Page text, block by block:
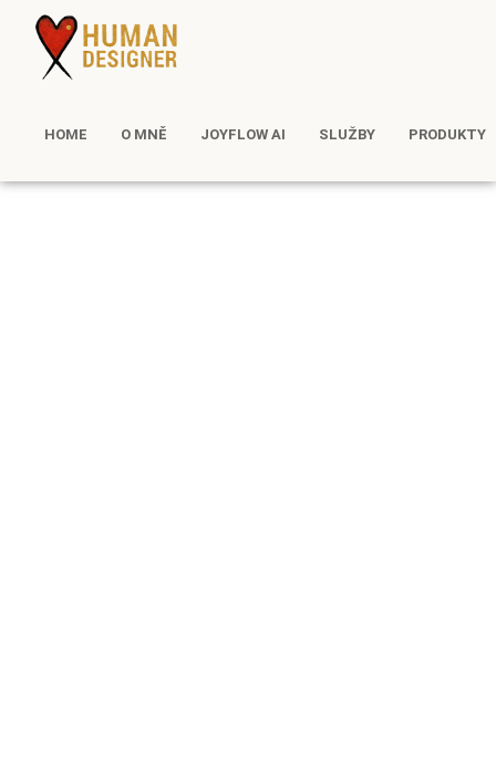
HOME O MNĚ JOYFLOW AI SLUŽBY PRODUKTY